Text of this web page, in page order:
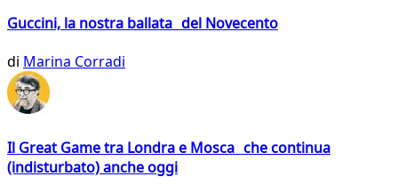
Guccini, la nostra ballata del Novecento
di Marina Corradi
Il Great Game tra Londra e Mosca che continua
(indisturbato) anche oggi